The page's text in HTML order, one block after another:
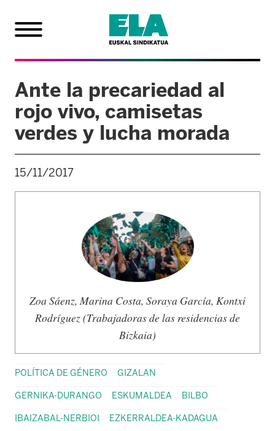
Ante la precariedad al
rojo vivo, camisetas
verdes y lucha morada
15/11/2017
Zoa Sáenz, Marina Costa, Soraya García, Kontxi
Rodríguez (Trabajadoras de las residencias de
Bizkaia)
POLÍTICA DE GÉNERO GIZALAN
GERNIKA-DURANGO ESKUMALDEA BILBO
IBAIZABAL-NERBIOI EZKERRALDEA-KADAGUA